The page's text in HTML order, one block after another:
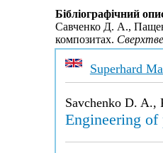
Бібліографічний
Савченко Д. А.,
композитах.
Superhard
Savchenko D. A.,
Engineering